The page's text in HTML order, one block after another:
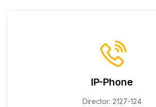
IP-Phone
Director: 2127-124